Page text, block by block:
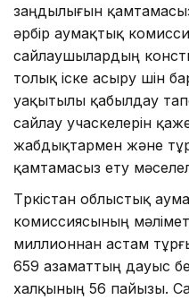
заңдылығын
әрбір аумақтық
сайлаушылардың
толық іске асыру үшін
уақытылы қабылдау
сайлау учаскелерін
жабдықтармен және
қамтамасыз ету
Түркістан облыстық
комиссиясының
миллионнан астам
659 азаматтың дауыс
халқының 56 пайызы.